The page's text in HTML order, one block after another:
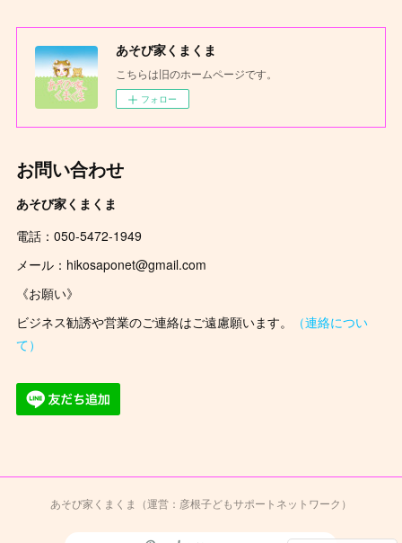
あそび家くまくま
こちらは旧のホームページです。
フォロー
お問い合わせ
あそび家くまくま
電話：050-5472-1949
メール：hikosaponet@gmail.com
《お願い》
ビジネス勧誘や営業のご連絡はご遠慮願います。
（連絡につい
て）
あそび家くまくま（運営：彦根子どもサポートネットワーク）